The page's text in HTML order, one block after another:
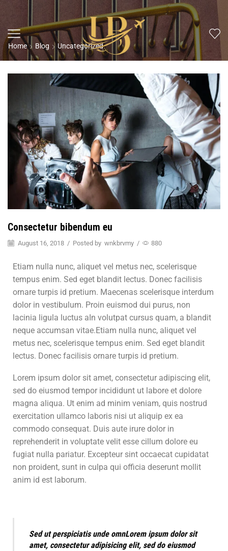
Home Blog Uncategorized
Consectetur bibendum eu
August 16, 2018 / Posted by wnkbrvmy / 880
Etiam nulla nunc, aliquet vel metus nec, scelerisque
tempus enim. Sed eget blandit lectus. Donec facilisis
ornare turpis id pretium. Maecenas scelerisque interdum
dolor in vestibulum. Proin euismod dui purus, non
lacinia ligula luctus aIn volutpat cursus quam, a blandit
neque accumsan vitae.Etiam nulla nunc, aliquet vel
metus nec, scelerisque tempus enim. Sed eget blandit
lectus. Donec facilisis ornare turpis id pretium.
Lorem ipsum dolor sit amet, consectetur adipiscing elit,
sed do eiusmod tempor incididunt ut labore et dolore
magna aliqua. Ut enim ad minim veniam, quis nostrud
exercitation ullamco laboris nisi ut aliquip ex ea
commodo consequat. Duis aute irure dolor in
reprehenderit in voluptate velit esse cillum dolore eu
fugiat nulla pariatur. Excepteur sint occaecat cupidatat
non proident, sunt in culpa qui officia deserunt mollit
anim id est laborum.
Sed ut perspiciatis unde omnLorem ipsum dolor sit
amet, consectetur adipisicing elit, sed do eiusmod